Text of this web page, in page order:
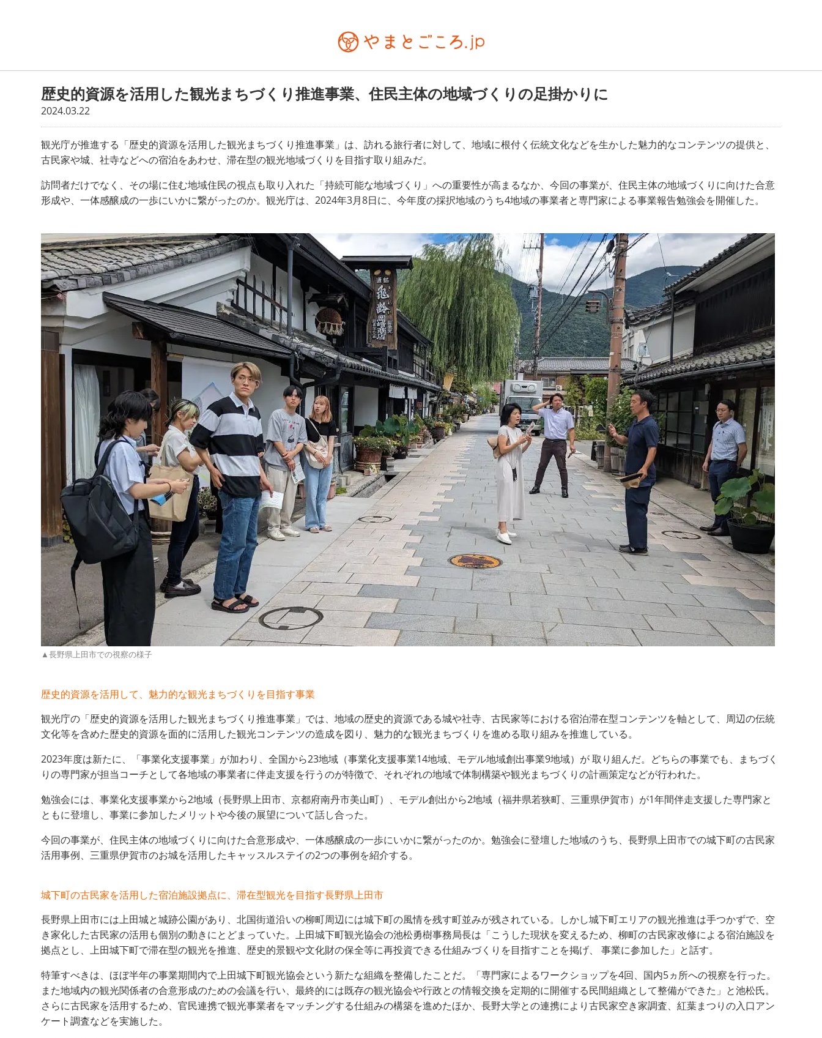
歴史的資源を活用した観光まちづくり推進事業、住民主体の地域づくりの足掛かりに
2024.03.22
観光庁が推進する「歴史的資源を活用した観光まちづくり推進事業」は、訪れる旅行者に対して、地域に根付く伝統文化などを生かした魅力的なコンテンツの提供と、
古民家や城、社寺などへの宿泊をあわせ、滞在型の観光地域づくりを目指す取り組みだ。
訪問者だけでなく、その場に住む地域住民の視点も取り入れた「持続可能な地域づくり」への重要性が高まるなか、今回の事業が、住民主体の地域づくりに向けた合意
形成や、一体感醸成の一歩にいかに繋がったのか。観光庁は、2024年3月8日に、今年度の採択地域のうち4地域の事業者と専門家による事業報告勉強会を開催した。
▲長野県上田市での視察の様子
歴史的資源を活用して、魅力的な観光まちづくりを目指す事業
観光庁の「歴史的資源を活用した観光まちづくり推進事業」では、地域の歴史的資源である城や社寺、古民家等における宿泊滞在型コンテンツを軸として、周辺の伝統
文化等を含めた歴史的資源を面的に活用した観光コンテンツの造成を図り、魅力的な観光まちづくりを進める取り組みを推進している。
2023年度は新たに、「事業化支援事業」が加わり、全国から23地域（事業化支援事業14地域、モデル地域創出事業9地域）が 取り組んだ。どちらの事業でも、まちづく
りの専門家が担当コーチとして各地域の事業者に伴走支援を行うのが特徴で、それぞれの地域で体制構築や観光まちづくりの計画策定などが行われた。
勉強会には、事業化支援事業から2地域（長野県上田市、京都府南丹市美山町）、モデル創出から2地域（福井県若狭町、三重県伊賀市）が1年間伴走支援した専門家と
ともに登壇し、事業に参加したメリットや今後の展望について話し合った。
今回の事業が、住民主体の地域づくりに向けた合意形成や、一体感醸成の一歩にいかに繋がったのか。勉強会に登壇した地域のうち、長野県上田市での城下町の古民家
活用事例、三重県伊賀市のお城を活用したキャッスルステイの2つの事例を紹介する。
城下町の古民家を活用した宿泊施設拠点に、滞在型観光を目指す長野県上田市
長野県上田市には上田城と城跡公園があり、北国街道沿いの柳町周辺には城下町の風情を残す町並みが残されている。しかし城下町エリアの観光推進は手つかずで、空
き家化した古民家の活用も個別の動きにとどまっていた。上田城下町観光協会の池松勇樹事務局長は「こうした現状を変えるため、柳町の古民家改修による宿泊施設を
拠点とし、上田城下町で滞在型の観光を推進、歴史的景観や文化財の保全等に再投資できる仕組みづくりを目指すことを掲げ、 事業に参加した」と話す。
特筆すべきは、ほぼ半年の事業期間内で上田城下町観光協会という新たな組織を整備したことだ。「専門家によるワークショップを4回、国内5ヵ所への視察を行った。
また地域内の観光関係者の合意形成のための会議を行い、最終的には既存の観光協会や行政との情報交換を定期的に開催する民間組織として整備ができた」と池松氏。
さらに古民家を活用するため、官民連携で観光事業者をマッチングする仕組みの構築を進めたほか、長野大学との連携により古民家空き家調査、紅葉まつりの入口アン
ケート調査などを実施した。